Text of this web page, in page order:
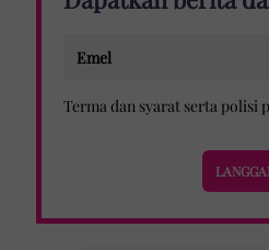
Terma dan syarat serta polisi